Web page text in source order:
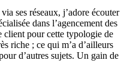
ses réseaux, j’adore écouter
dans l’agencement des
client pour cette typologie de
riche ; ce qui m’a d’ailleurs
d’autres sujets. Un gain de